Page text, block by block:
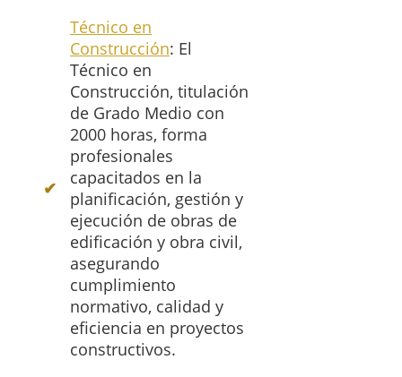
Técnico en
Construcción: El
Técnico en
Construcción, titulación
de Grado Medio con
2000 horas, forma
profesionales
capacitados en la
planificación, gestión y
ejecución de obras de
edificación y obra civil,
asegurando
cumplimiento
normativo, calidad y
eficiencia en proyectos
constructivos.